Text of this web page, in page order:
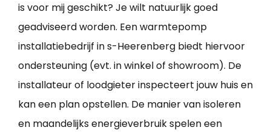
is voor mij geschikt? Je wilt natuurlijk goed
geadviseerd worden. Een warmtepomp
installatiebedrijf in s-Heerenberg biedt hiervoor
ondersteuning (evt. in winkel of showroom). De
installateur of loodgieter inspecteert jouw huis en
kan een plan opstellen. De manier van isoleren
en maandelijks energieverbruik spelen een